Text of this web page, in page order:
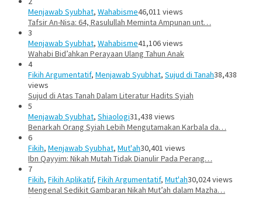
Menjawab Syubhat, Wahabisme46,011 views
Tafsir An-Nisa: 64, Rasulullah Meminta Ampunan unt…
3
Menjawab Syubhat, Wahabisme41,106 views
Wahabi Bid’ahkan Perayaan Ulang Tahun Anak
4
Fikih Argumentatif, Menjawab Syubhat, Sujud di Tanah38,438
views
Sujud di Atas Tanah Dalam Literatur Hadits Syiah
5
Menjawab Syubhat, Shiaologi31,438 views
Benarkah Orang Syiah Lebih Mengutamakan Karbala da…
6
Fikih, Menjawab Syubhat, Mut'ah30,401 views
Ibn Qayyim: Nikah Mutah Tidak Dianulir Pada Perang…
7
Fikih, Fikih Aplikatif, Fikih Argumentatif, Mut'ah30,024 views
Mengenal Sedikit Gambaran Nikah Mut’ah dalam Mazha…